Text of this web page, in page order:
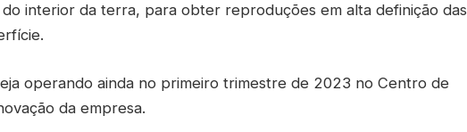
interior da terra, para obter reproduções em alta definição das
operando ainda no primeiro trimestre de 2023 no Centro de
da empresa.